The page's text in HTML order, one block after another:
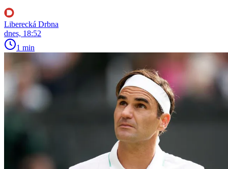
Liberecká Drbna
dnes, 18:52
1 min